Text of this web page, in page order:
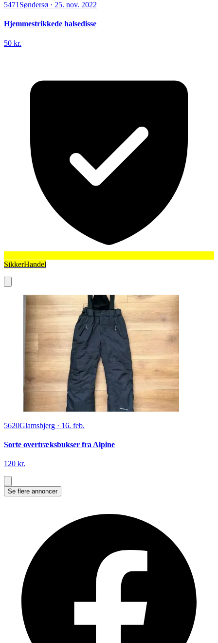
5471 Søndersø · 25. nov. 2022
Hjemmestrikkede halsedisse
50 kr.
SikkerHandel
5620Glamsbjerg · 16. feb.
Sorte overtræksbukser fra Alpine
120 kr.
Se flere annoncer